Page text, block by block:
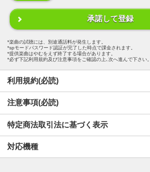
承諾して登録
楽曲の試聴には、別途通話料が発生します。
spモードパスワード認証が完了した時点で課金されます。
提供楽曲はやむをえず終了する場合があります。
必ず下記利用規約及び注意事項をご確認の上､次へ進んで下さい。
利用規約(必読)
注意事項(必読)
特定商法取引法に基づく表示
対応機種